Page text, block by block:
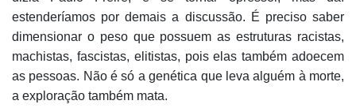
estenderíamos por demais a discussão. É preciso saber
dimensionar o peso que possuem as estruturas racistas,
machistas, fascistas, elitistas, pois elas também adoecem
as pessoas. Não é só a genética que leva alguém à morte,
a exploração também mata.